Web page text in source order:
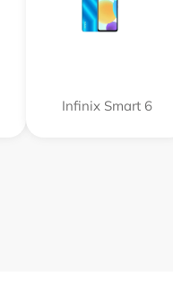
Infinix Smart 6